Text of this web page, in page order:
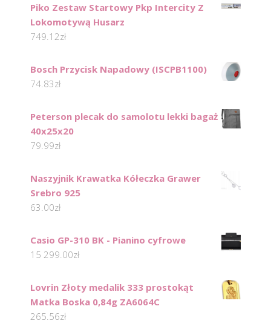
Piko Zestaw Startowy Pkp Intercity Z
Lokomotywą Husarz
749.12zł
Bosch Przycisk Napadowy (ISCPB1100)
74.83zł
Peterson plecak do samolotu lekki bagaż
40x25x20
79.99zł
Naszyjnik Krawatka Kółeczka Grawer
Srebro 925
63.00zł
Casio GP-310 BK - Pianino cyfrowe
15 299.00zł
Lovrin Złoty medalik 333 prostokąt
Matka Boska 0,84g ZA6064C
265.56zł